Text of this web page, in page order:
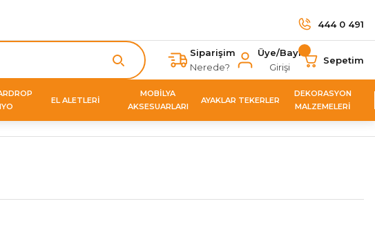
444 0 491
Siparişim
Nerede?
Üye/Bayi
Girişi
Sepetim
EL ALETLERİ
MOBİLYA
AKSESUARLARI
AYAKLAR TEKERLER
DEKORASYON
MALZEMELERİ